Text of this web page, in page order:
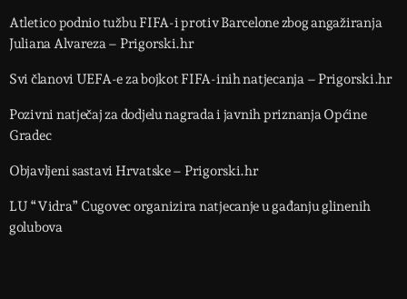
Atletico podnio tužbu FIFA-i protiv Barcelone zbog angažiranja
Juliana Alvareza – Prigorski.hr
Svi članovi UEFA-e za bojkot FIFA-inih natjecanja – Prigorski.hr
Pozivni natječaj za dodjelu nagrada i javnih priznanja Općine
Gradec
Objavljeni sastavi Hrvatske – Prigorski.hr
LU “Vidra” Cugovec organizira natjecanje u gađanju glinenih
golubova